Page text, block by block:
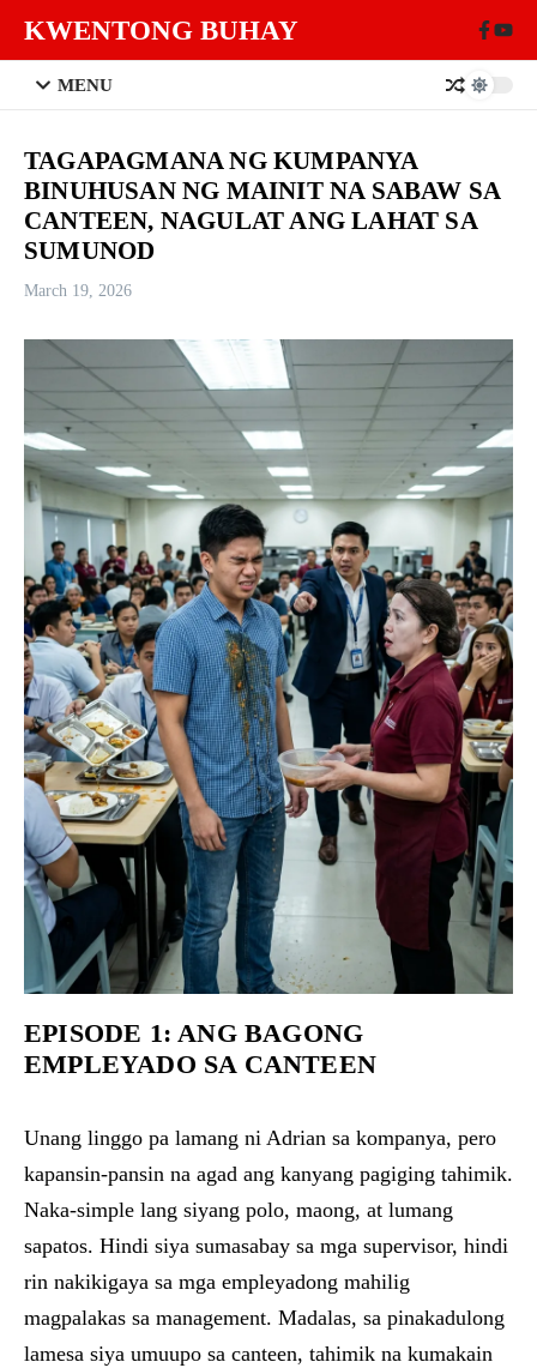
KWENTONG BUHAY
MENU
TAGAPAGMANA NG KUMPANYA
BINUHUSAN NG MAINIT NA SABAW SA
CANTEEN, NAGULAT ANG LAHAT SA
SUMUNOD
March 19, 2026
EPISODE 1: ANG BAGONG
EMPLEYADO SA CANTEEN
Unang linggo pa lamang ni Adrian sa kompanya, pero
kapansin-pansin na agad ang kanyang pagiging tahimik.
Naka-simple lang siyang polo, maong, at lumang
sapatos. Hindi siya sumasabay sa mga supervisor, hindi
rin nakikigaya sa mga empleyadong mahilig
magpalakas sa management. Madalas, sa pinakadulong
lamesa siya umuupo sa canteen, tahimik na kumakain